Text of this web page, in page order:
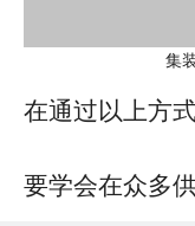
集
在通过以上方
要学会在众多